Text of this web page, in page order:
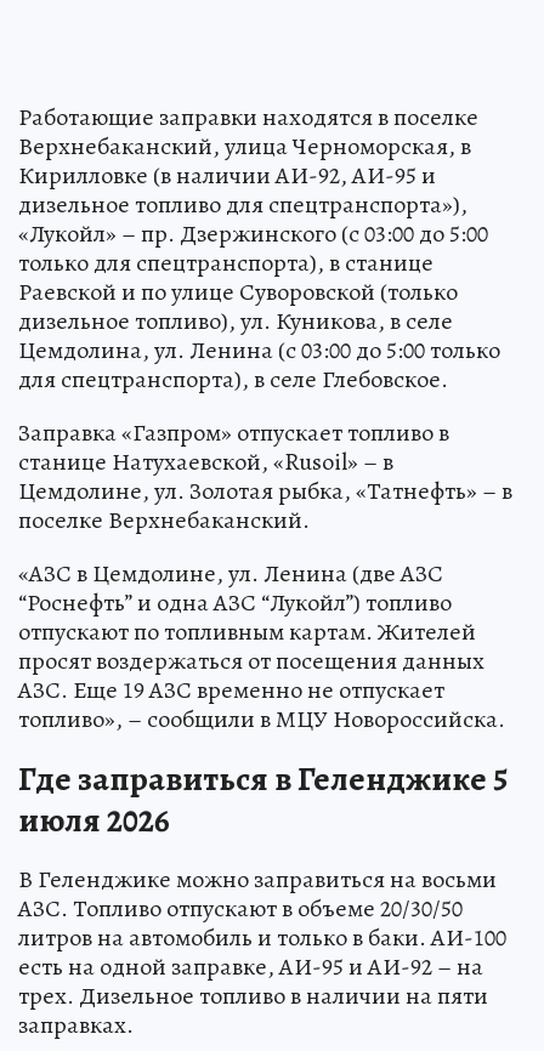
Работающие заправки находятся в поселке
Верхнебаканский, улица Черноморская, в
Кирилловке (в наличии АИ-92, АИ-95 и
дизельное топливо для спецтранспорта»),
«Лукойл» – пр. Дзержинского (с 03:00 до 5:00
только для спецтранспорта), в станице
Раевской и по улице Суворовской (только
дизельное топливо), ул. Куникова, в селе
Цемдолина, ул. Ленина (с 03:00 до 5:00 только
для спецтранспорта), в селе Глебовское.
Заправка «Газпром» отпускает топливо в
станице Натухаевской, «Rusoil» – в
Цемдолине, ул. Золотая рыбка, «Татнефть» – в
поселке Верхнебаканский.
«АЗС в Цемдолине, ул. Ленина (две АЗС
“Роснефть” и одна АЗС “Лукойл”) топливо
отпускают по топливным картам. Жителей
просят воздержаться от посещения данных
АЗС. Еще 19 АЗС временно не отпускает
топливо», – сообщили в МЦУ Новороссийска.
Где заправиться в Геленджике 5
июля 2026
В Геленджике можно заправиться на восьми
АЗС. Топливо отпускают в объеме 20/30/50
литров на автомобиль и только в баки. АИ-100
есть на одной заправке, АИ-95 и АИ-92 – на
трех. Дизельное топливо в наличии на пяти
заправках.